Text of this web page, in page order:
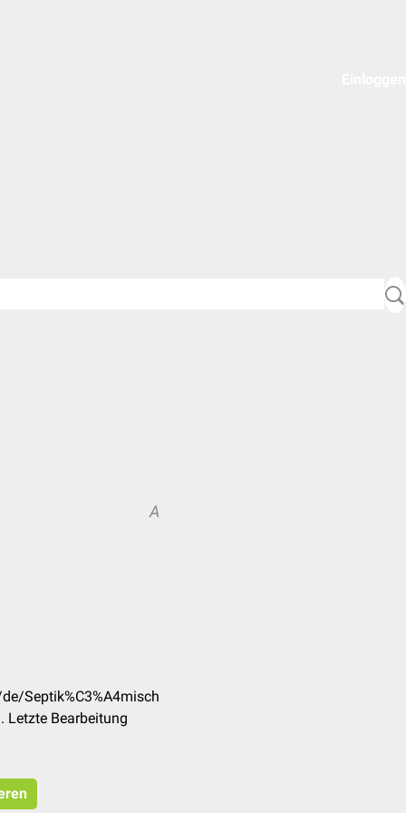
A
Septik%C3%A4misch
Letzte Bearbeitung